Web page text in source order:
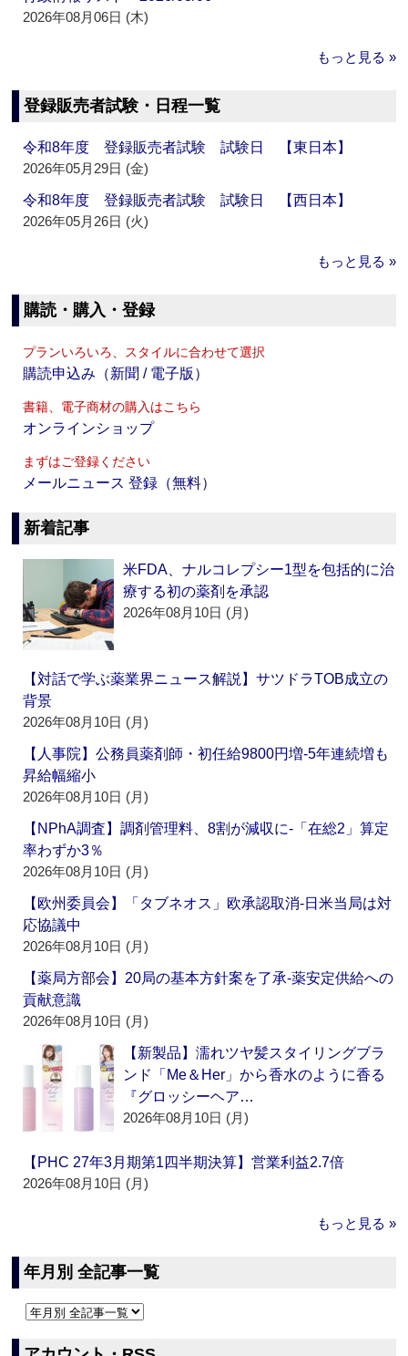
2026年08月06日 (木)
もっと見る »
登録販売者試験・日程一覧
令和8年度 登録販売者試験 試験日 【東日本】
2026年05月29日 (金)
令和8年度 登録販売者試験 試験日 【西日本】
2026年05月26日 (火)
もっと見る »
購読・購入・登録
プランいろいろ、スタイルに合わせて選択
購読申込み（新聞 / 電子版）
書籍、電子商材の購入はこちら
オンラインショップ
まずはご登録ください
メールニュース 登録（無料）
新着記事
米FDA、ナルコレプシー1型を包括的に治
療する初の薬剤を承認
2026年08月10日 (月)
【対話で学ぶ薬業界ニュース解説】サツドラTOB成立の
背景
2026年08月10日 (月)
【人事院】公務員薬剤師・初任給9800円増‐5年連続増も
昇給幅縮小
2026年08月10日 (月)
【NPhA調査】調剤管理料、8割が減収に‐「在総2」算定
率わずか3％
2026年08月10日 (月)
【欧州委員会】「タブネオス」欧承認取消‐日米当局は対
応協議中
2026年08月10日 (月)
【薬局方部会】20局の基本方針案を了承‐薬安定供給への
貢献意識
2026年08月10日 (月)
【新製品】濡れツヤ髪スタイリングブラ
ンド「Me＆Her」から香水のように香る
『グロッシーヘア…
2026年08月10日 (月)
【PHC 27年3月期第1四半期決算】営業利益2.7倍
2026年08月10日 (月)
もっと見る »
年月別 全記事一覧